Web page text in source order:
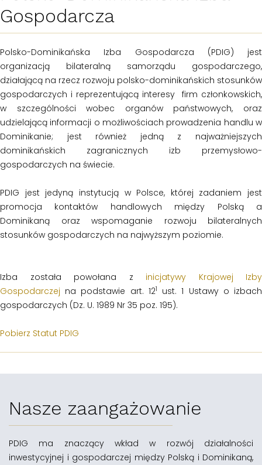
Gospodarcza
Polsko-Dominikańska Izba Gospodarcza (PDIG) jest
organizacją bilateralną samorządu gospodarczego,
działającą na rzecz rozwoju polsko-dominikańskich stosunków
gospodarczych i reprezentującą interesy firm członkowskich,
w szczególności wobec organów państwowych, oraz
udzielającą informacji o możliwościach prowadzenia handlu w
Dominikanie; jest również jedną z najważniejszych
dominikańskich zagranicznych izb przemysłowo-
gospodarczych na świecie.
PDIG jest jedyną instytucją w Polsce, której zadaniem jest
promocja kontaktów handlowych między Polską a
Dominikaną oraz wspomaganie rozwoju bilateralnych
stosunków gospodarczych na najwyższym poziomie.
Izba została powołana z inicjatywy Krajowej Izby
Gospodarczej na podstawie art. 121
ust. 1 Ustawy o izbach
gospodarczych (Dz. U. 1989 Nr 35 poz. 195).
Pobierz Statut PDIG
Nasze zaangażowanie
PDIG ma znaczący wkład w rozwój działalności
inwestycyjnej i gospodarczej między Polską i Dominikaną,